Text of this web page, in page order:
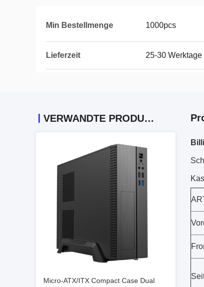
Min Bestellmenge 1000pcs
Lieferzeit 25-30 Werktage
VERWANDTE PRODUKTE
Micro-ATX/ITX Compact Case Dual